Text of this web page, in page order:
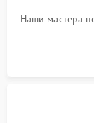
Наши мастера